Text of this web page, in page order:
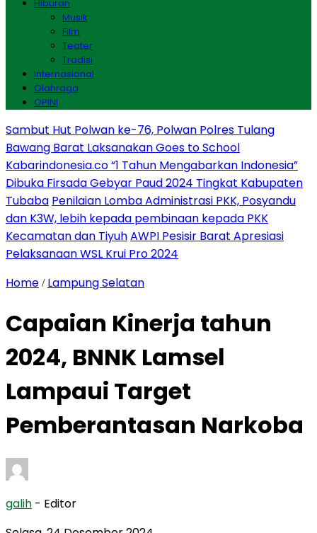
Hiburan
Musik
Film
Teater
Tradisi
Internasional
Olahraga
OPINI
Sambut Hut Polwan ke-76, Polwan Polres Tulang
Bawang Barat Laksanakan Goes to School
Kabarindonesia.co “1 Tahun Mengabarkan Indonesia”
Dibuka Firsada Gebyar Paud 2024 Tingkat Kabupaten
Tubaba Penilaian Lomba Administrasi PKK, Posyandu
dan K3W, lebih kepada pembinaan kepada PKK
Kecamatan dan TiyuhAWPI Pesisir Barat Apresiasi
Pelaksanaan WSL Krui Pro 2024
Home / Lampung Selatan
Capaian Kinerja tahun
2024, BNNK Lamsel
Lampaui Target
Pemberantasan Narkoba
galih - Editor